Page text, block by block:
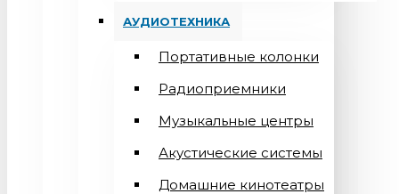
АУДИОТЕХНИКА
Портативные колонки
Радиоприемники
Музыкальные центры
Акустические системы
Домашние кинотеатры